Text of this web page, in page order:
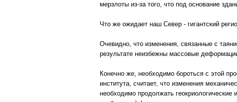
мерзлоты из-за того, что под основание
Что же ожидает наш Север - гигантский
Очевидно, что изменения, связанные с
результате неизбежны массовые
Конечно же, необходимо бороться с этой
института, считает, что изменения
необходимо продолжать